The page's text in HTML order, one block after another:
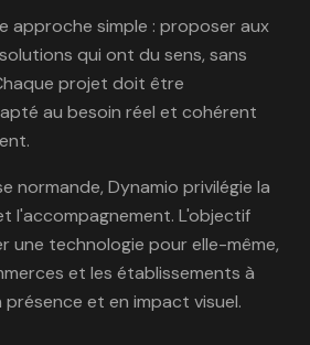
approche simple : proposer aux
qui ont du sens, sans
projet doit être
au besoin réel et cohérent
normande, Dynamio privilégie la
l'accompagnement. L'objectif
une technologie pour elle-même,
et les établissements à
et en impact visuel.